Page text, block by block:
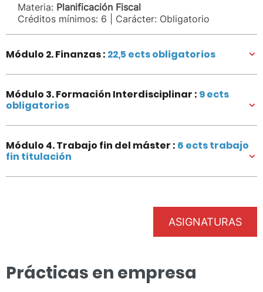
Materia: Planificación Fiscal
Créditos mínimos: 6 | Carácter: Obligatorio
Módulo 2. Finanzas : 22,5 ects obligatorios
Módulo 3. Formación Interdisciplinar : 9 ects
obligatorios
Módulo 4. Trabajo fin del máster : 6 ects trabajo
fin titulación
ASIGNATURAS
Prácticas en empresa